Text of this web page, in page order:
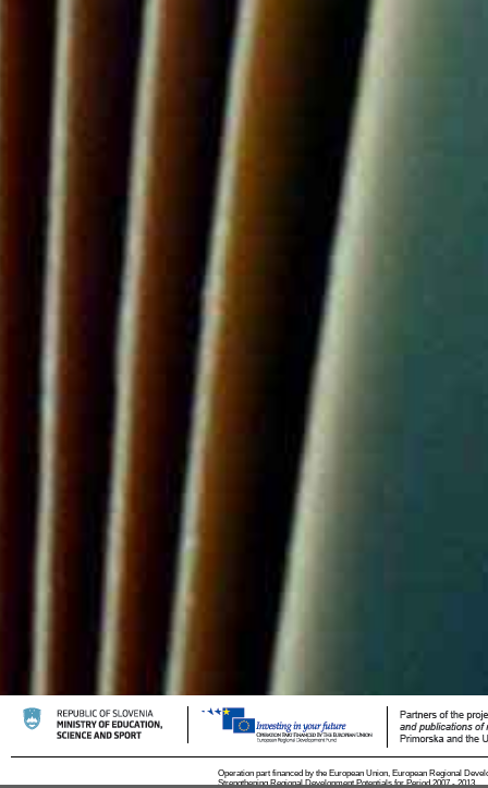
Operation part financed by the European Union, European Regional
Strengthening Regional Development Potentials for Period 2007 - 2013.